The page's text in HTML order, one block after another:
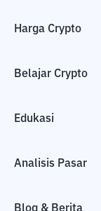
Harga Crypto
Belajar Crypto
Edukasi
Analisis Pasar
Blog & Berita